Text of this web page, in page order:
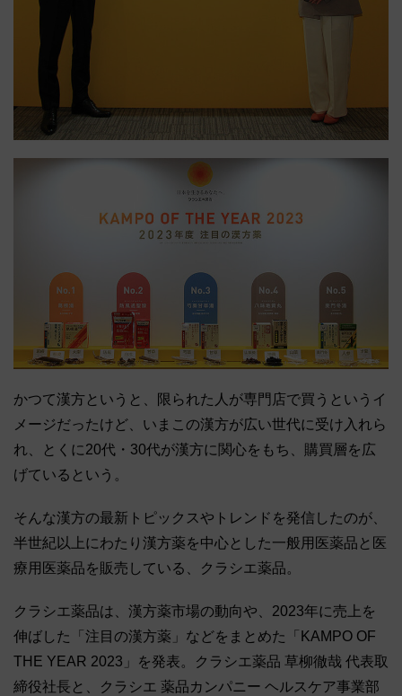
かつて漢方というと、限られた人が専門店で買うというイ
メージだったけど、いまこの漢方が広い世代に受け入れら
れ、とくに20代・30代が漢方に関心をもち、購買層を広
げているという。
そんな漢方の最新トピックスやトレンドを発信したのが、
半世紀以上にわたり漢方薬を中心とした一般用医薬品と医
療用医薬品を販売している、クラシエ薬品。
クラシエ薬品は、漢方薬市場の動向や、2023年に売上を
伸ばした「注目の漢方薬」などをまとめた「KAMPO OF
THE YEAR 2023」を発表。クラシエ薬品 草柳徹哉 代表取
締役社長と、クラシエ 薬品カンパニー ヘルスケア事業部